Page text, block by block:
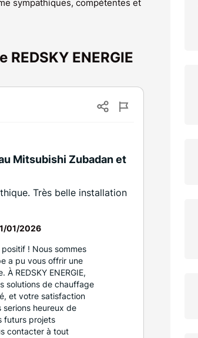
sympathiques, compétentes et
ENERGIE
Mitsubishi Zubadan et
Très belle installation
01/2026
! Nous sommes
a pu vous offrir une
REDSKY ENERGIE,
solutions de chauffage
et votre satisfaction
heureux de
futurs projets
contacter à tout